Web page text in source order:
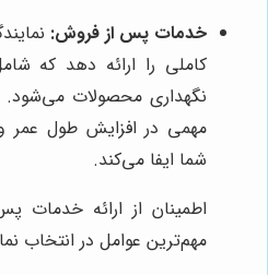
خدمات پس از فروش:
کاملی را ارائه دهد که
نگهداری محصولات
مهمی در افزایش طول عمر و
شما ایفا می‌کند.
اطمینان از ارائه
مهم‌ترین عوامل در انتخاب